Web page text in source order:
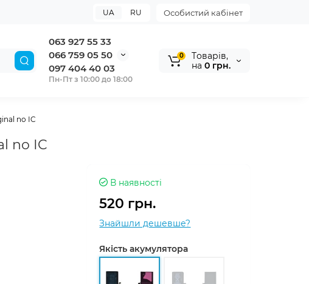
Особистий кабінет
UA RU
063 927 55 33
066 759 05 50
097 404 40 03
Пн-Пт з 10:00 до 18:00
0
Tоварів,
на 0 грн.
no IC
no IC
В наявності
520 грн.
Знайшли дешевше?
Якість акумулятора